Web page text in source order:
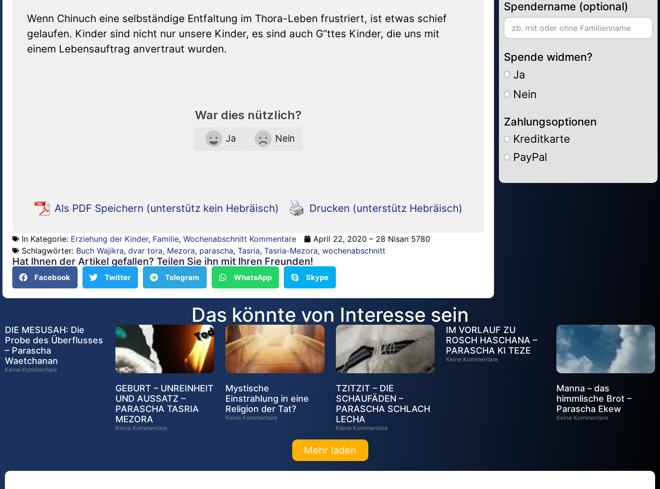
Wenn Chinuch eine selbständige Entfaltung im Thora-Leben frustriert, ist etwas schief
gelaufen. Kinder sind nicht nur unsere Kinder, es sind auch G“ttes Kinder, die uns mit
einem Lebensauftrag anvertraut wurden.
War dies nützlich?
Ja Nein
Als PDF Speichern (unterstütz kein Hebräisch) Drucken (unterstütz Hebräisch)
In Kategorie: Erziehung der Kinder, Familie, Wochenabschnitt Kommentare
April 22, 2020 – 28 Nisan 5780
Schlagwörter: Buch Wajikra, dvar tora, Mezora, parascha, Tasria, Tasria-Mezora, wochenabschnitt
Hat Ihnen der Artikel gefallen? Teilen Sie ihn mit Ihren Freunden!
Facebook Twitter Telegram WhatsApp Skype
Spendername (optional)
Spende widmen?
Ja
Nein
Zahlungsoptionen
Kreditkarte
PayPal
Alternative:
Das könnte von Interesse sein
DIE MESUSAH: Die
Probe des Überflusses
– Parascha
Waetchanan
Keine Kommentare
GEBURT – UNREINHEIT
UND AUSSATZ –
PARASCHA TASRIA
MEZORA
Keine Kommentare
Mystische
Einstrahlung in eine
Religion der Tat?
Keine Kommentare
TZITZIT – DIE
SCHAUFÄDEN –
PARASCHA SCHLACH
LECHA
Keine Kommentare
IM VORLAUF ZU
ROSCH HASCHANA –
PARASCHA KI TEZE
Keine Kommentare
Manna – das
himmlische Brot –
Parascha Ekew
Keine Kommentare
Mehr laden